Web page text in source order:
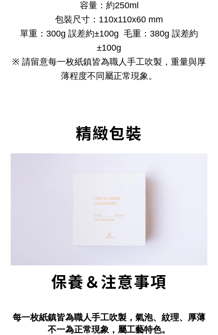
容量：約250ml
包裝尺寸：110x110x60 mm
單重：300g 誤差約±100g 毛重：380g 誤差約
±100g
※ 請留意每一枚紙鎮皆為職人手工吹製，重量與厚
薄程度不同屬正常現象。
精緻包裝
保養＆注意事項
每一枚紙鎮皆為職人手工吹製，氣泡、紋理、厚薄
不一為正常現象，屬工藝特色。